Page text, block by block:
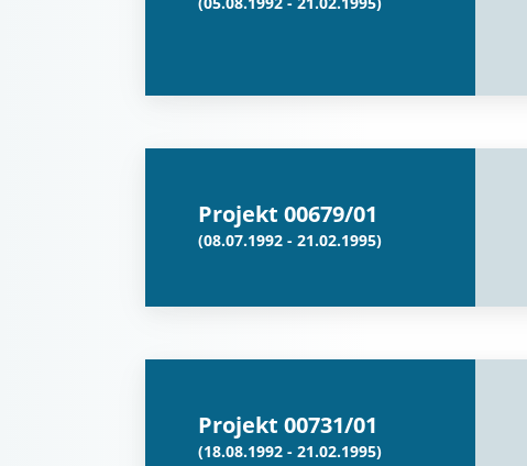
Projekt 00679/01
(08.07.1992 - 21.02.1995)
Projekt 00731/01
(18.08.1992 - 21.02.1995)